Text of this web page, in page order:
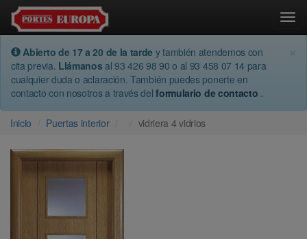
Abierto de 17 a 20 de la tarde y también atendemos con
cita previa. Llámanos al 93 426 98 90 o al 93 458 07 14 para
cualquier duda o aclaración. También puedes ponerte en
contacto con nosotros a través del formulario de contacto .
Inicio Puertas interior vidriera 4 vidrios